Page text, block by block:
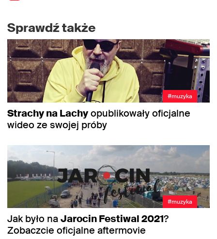
Sprawdź także
#muzyka
Strachy na Lachyopublikowały oficjalne
wideo ze swojej próby
#muzyka
Jak było naJarocin Festiwal 2021?
Zobaczcie oficjalne aftermovie